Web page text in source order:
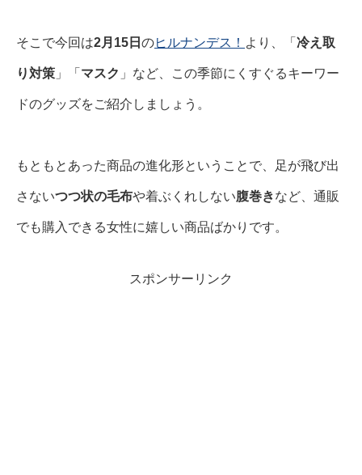
そこで今回は2月15日 のヒルナンデス！ より、「 冷え取
り対策 」「 マスク 」など、この季節にくすぐるキーワー
ドのグッズをご紹介しましょう。
もともとあった商品の進化形ということで、足が飛び出
さないつつ状の毛布や着ぶくれしない腹巻きなど、通販
でも購入できる女性に嬉しい商品ばかりです。
スポンサーリンク